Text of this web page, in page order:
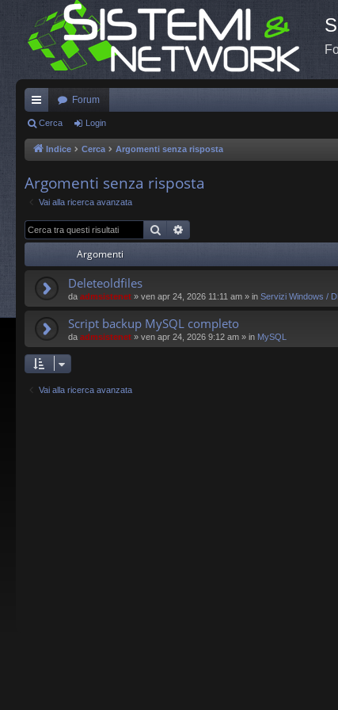
oll
eg
en
ti
R
Forum
Cerca Login
Indice Cerca Argomenti senza risposta
Argomenti senza risposta
Vai alla ricerca avanzata
Cerca
Argomenti
Deleteoldfiles
da admsistenet » ven apr 24, 2026 11:11 am » in Servizi Windows /
Script backup MySQL completo
da admsistenet » ven apr 24, 2026 9:12 am » in MySQL
Vai alla ricerca avanzata